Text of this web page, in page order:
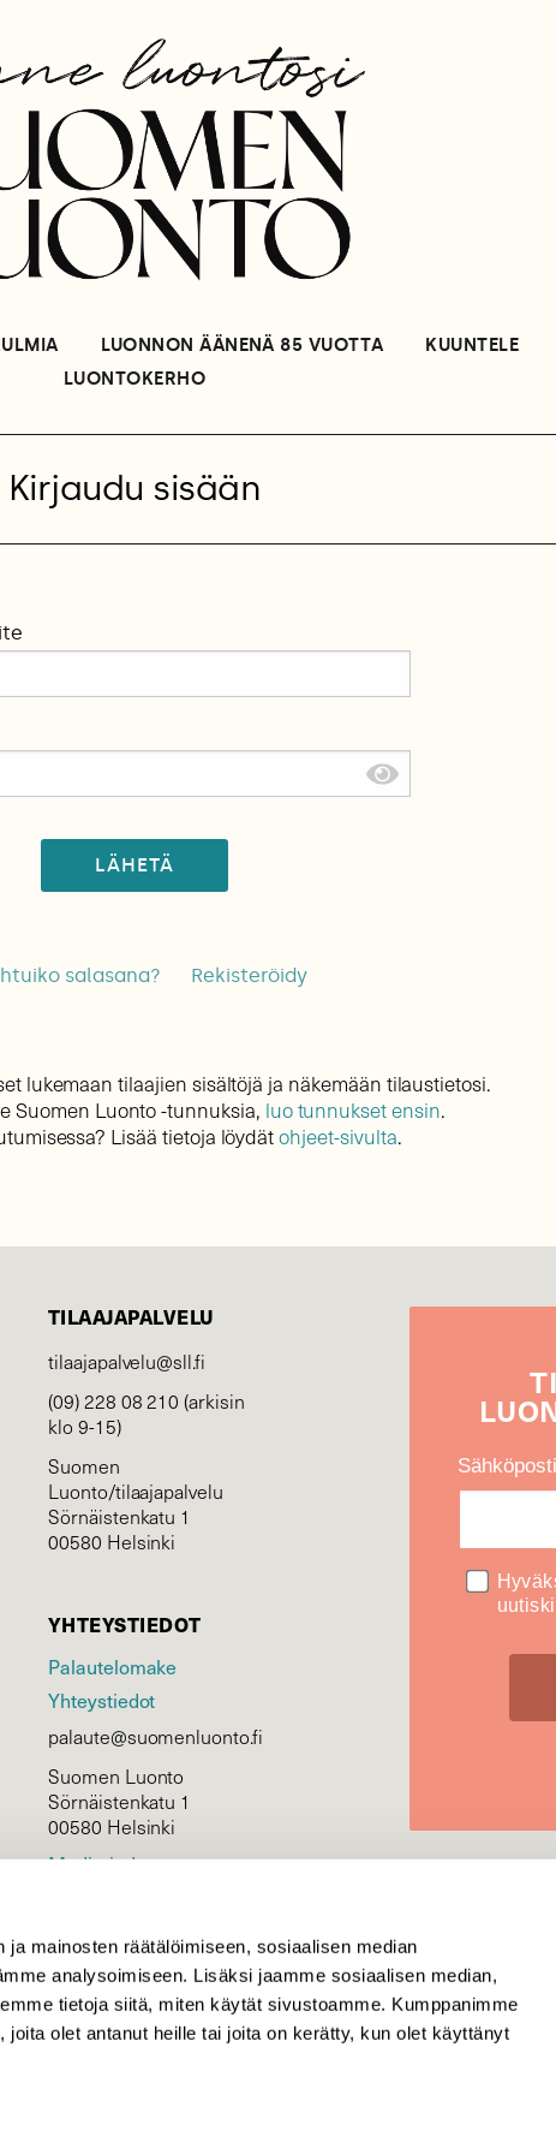
mainosten räätälöimiseen, sosiaalisen median
analysoimiseen. Lisäksi jaamme sosiaalisen median,
tietoja siitä, miten käytät sivustoamme. Kumppanimme
olet antanut heille tai joita on kerätty, kun olet käyttänyt
LUONNON ÄÄNENÄ 85 VUOTTA KUUNTELE
LUONTOKERHO
Kirjaudu sisään
LÄHETÄ
salasana? Rekisteröidy
lukemaan tilaajien sisältöjä ja näkemään tilaustietosi.
Suomen Luonto -tunnuksia, luo tunnukset ensin.
Lisää tietoja löydätohjeet-sivulta.
TILAAJAPALVELU
tilaajapalvelu@sll.fi
(09) 228 08 210 (arkisin
klo 9-15)
Suomen
Luonto/tilaajapalvelu
Sörnäistenkatu 1
00580 Helsinki
YHTEYSTIEDOT
Palautelomake
Yhteystiedot
palaute@suomenluonto.fi
Suomen Luonto
Sörnäistenkatu 1
00580 Helsinki
Mediatiedot
KIRJAUDU